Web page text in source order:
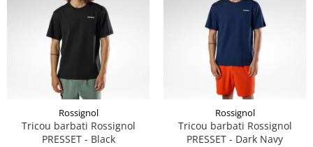
Rossignol
Tricou barbati Rossignol
PRESSET - Black
Rossignol
Tricou barbati Rossignol
PRESSET - Dark Navy